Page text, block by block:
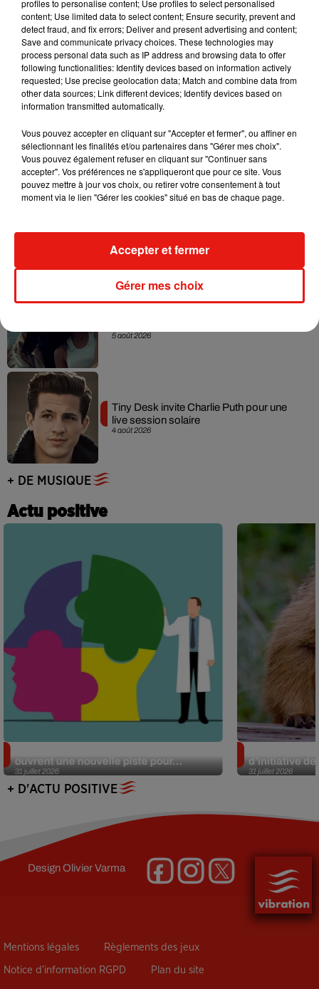
7 août 2026
Madonna sort enfin le remix de « Love
Sensation » avec Kylie Minogue
7 août 2026
dansant de l’année
collaboration tant attendue
5 août 2026
4 août 2026
Tiny Desk invite Charlie Puth pour une
live session solaire
+ DE MUSIQUE
Actu positive
31 juillet 2026
ouvrent une nouvelle piste pour...
31 juillet 2026
d’initiative
+ D'ACTU POSITIVE
DesignOlivier Varma
Mentions légales Règlements des jeux
Notice d’information RGPD Plan du site
profiles to personalise content; Use profiles to select personalised
content; Use limited data to select content; Ensure security, prevent and
detect fraud, and fix errors; Deliver and present advertising and content;
Save and communicate privacy choices. These technologies may
process personal data such as IP address and browsing data to offer
following functionalities: Identify devices based on information actively
requested; Use precise geolocation data; Match and combine data from
other data sources; Link different devices; Identify devices based on
information transmitted automatically.
Vous pouvez accepter en cliquant sur "Accepter et fermer", ou affiner en
sélectionnant les finalités et/ou partenaires dans "Gérer mes choix".
Vous pouvez également refuser en cliquant sur "Continuer sans
accepter". Vos préférences ne s'appliqueront que pour ce site. Vous
pouvez mettre à jour vos choix, ou retirer votre consentement à tout
moment via le lien "Gérer les cookies" situé en bas de chaque page.
Gérer mes choix
Accepter et fermer